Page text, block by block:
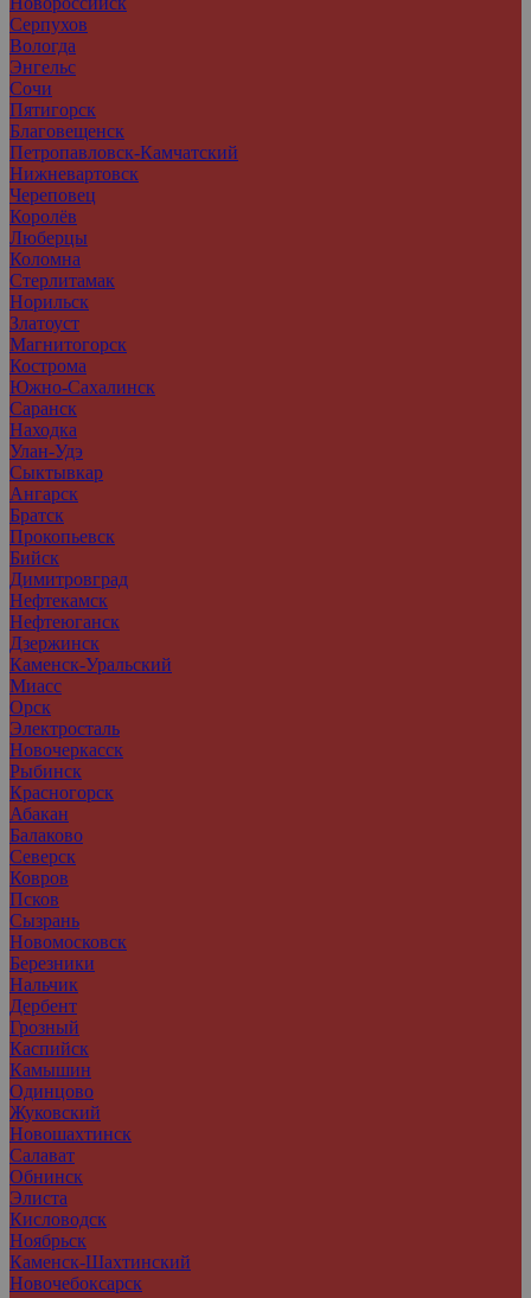
Серпухов
Вологда
Энгельс
Сочи
Пятигорск
Благовещенск
Петропавловск-Камчатский
Нижневартовск
Череповец
Королёв
Люберцы
Коломна
Стерлитамак
Норильск
Златоуст
Магнитогорск
Кострома
Южно-Сахалинск
Саранск
Находка
Улан-Удэ
Сыктывкар
Ангарск
Братск
Прокопьевск
Бийск
Димитровград
Нефтекамск
Нефтеюганск
Дзержинск
Каменск-Уральский
Миасс
Орск
Электросталь
Новочеркасск
Рыбинск
Красногорск
Абакан
Балаково
Северск
Ковров
Псков
Сызрань
Новомосковск
Березники
Нальчик
Дербент
Грозный
Каспийск
Камышин
Одинцово
Жуковский
Новошахтинск
Салават
Обнинск
Элиста
Кисловодск
Ноябрьск
Каменск-Шахтинский
Новочебоксарск